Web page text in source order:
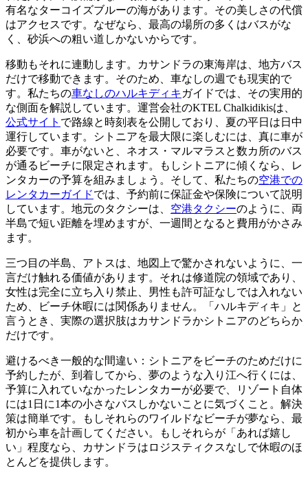
有名なターコイズブルーの海があります。その美しさの代償
はアクセスです。なぜなら、最高の場所の多くはバスがな
く、砂浜への粗い道しかないからです。
移動もそれに連動します。カサンドラの東海岸は、地方バス
だけで移動できます。そのため、車なしの週でも現実的で
す。私たちの車なしのハルキディキ ガイドでは、その実用的
な側面を解説しています。運営会社のKTEL Chalkidikisは、
公式サイト で路線と時刻表を公開しており、夏の平日は日中
運行しています。シトニアを最大限に楽しむには、真に車が
必要です。車がないと、ネオス・マルマラスと数カ所のバス
が通るビーチに限定されます。もしシトニアに傾くなら、レ
ンタカーの予算を組みましょう。そして、私たちの空港での
レンタカーガイドでは、予約前に保証金や保険について説明
しています。地元​​のタクシーは、 空港タクシーのように、両
半島で短い距離を埋めますが、一週間となると費用がかさみ
ます。
三つ目の半島、アトスは、地図上で驚かされないように、一
言だけ触れる価値があります。それは修道院の領域であり、
女性は完全に立ち入り禁止、男性も許可証なしでは入れない
ため、ビーチ休暇には関係ありません。「ハルキディキ」と
言うとき、実際の選択肢はカサンドラかシトニアのどちらか
だけです。
避けるべき一般的な間違い：シトニアをビーチのためだけに
予約したが、到着してから、夢のような入り江へ行くには、
予算に入れていなかったレンタカーが必要で、リゾート自体
には1日に1本の小さなバスしかないことに気づくこと。解決
策は簡単です。もしそれらのワイルドなビーチが夢なら、最
初から車を計画してください。もしそれらが「あれば嬉し
い」程度なら、カサンドラはロジスティクスなしで休暇のほ
とんどを提供します。